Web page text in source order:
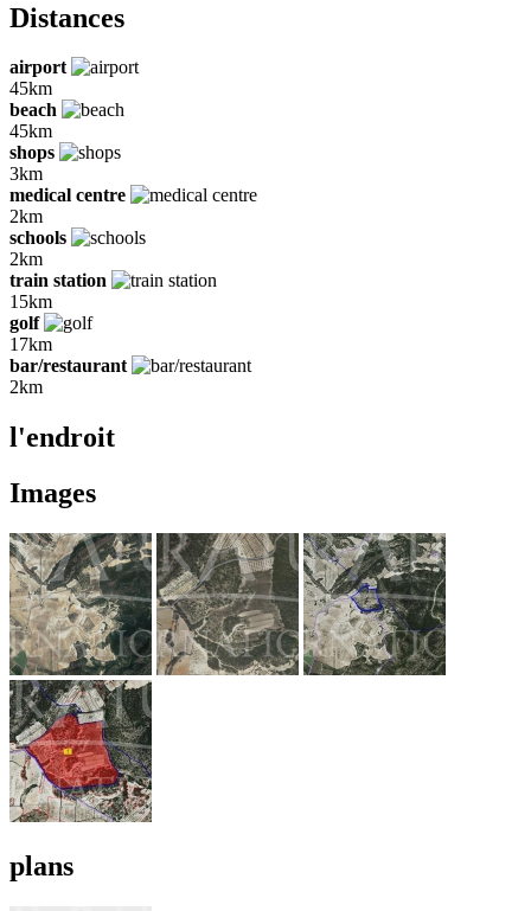
Distances
airport
45km
beach
45km
shops
3km
medical centre
2km
schools
2km
train station
15km
golf
17km
bar/restaurant
2km
l'endroit
Images
plans